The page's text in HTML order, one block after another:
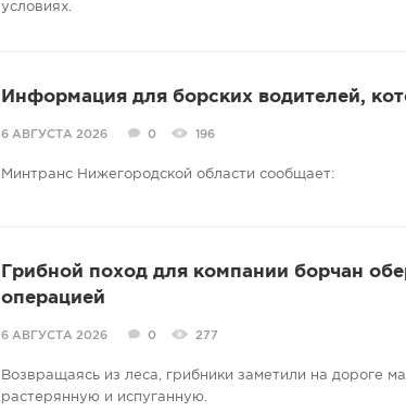
условиях.
Информация для борских водителей,
6 АВГУСТА 2026 0 196
Минтранс Нижегородской области сообщает:
Грибной поход для компании борчан
операцией
6 АВГУСТА 2026 0 277
Возвращаясь из леса, грибники заметили на дороге
растерянную и испуганную.